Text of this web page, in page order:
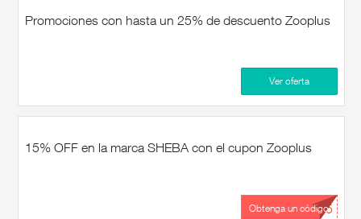
Promociones con hasta un 25% de descuento Zooplus
Ver oferta
15% OFF en la marca SHEBA con el cupon Zooplus
...15
Obtenga un código